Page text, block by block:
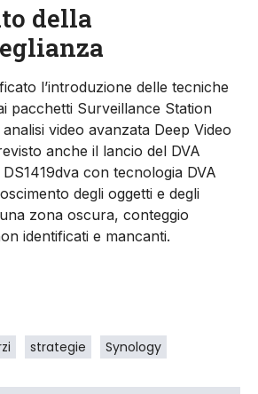
della
l’introduzione delle tecniche
pacchetti Surveillance Station
video avanzata Deep Video
anche il lancio del DVA
con tecnologia DVA
degli oggetti e degli
zona oscura, conteggio
identificati e mancanti.
strategie
Synology